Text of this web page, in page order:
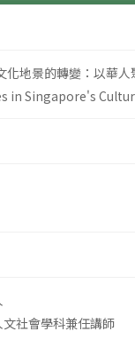
化地景的轉變：以華
in Singapore's
社會學科兼任講師